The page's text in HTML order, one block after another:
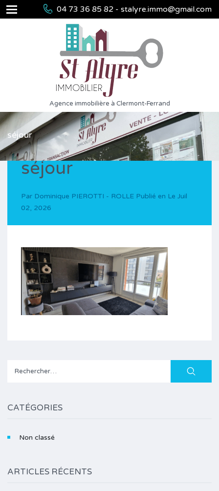
04 73 36 85 82 - stalyre.immo@gmail.com
Agence immobilière à Clermont-Ferrand
séjour
séjour
Par Dominique PIEROTTI - ROLLE Publié en Le Juil
02, 2026
Rechercher :
CATÉGORIES
Non classé
ARTICLES RÉCENTS